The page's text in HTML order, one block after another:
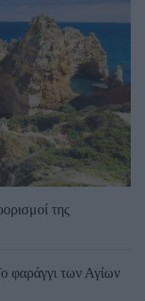
της
φαράγγι των Αγίων